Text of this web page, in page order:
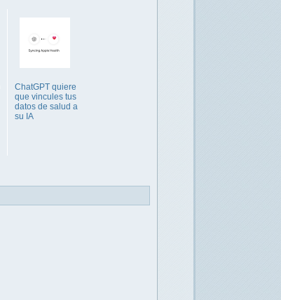
ChatGPT quiere
que vincules tus
datos de salud a
su IA